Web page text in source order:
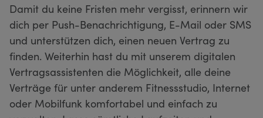
Damit du keine Fristen mehr vergisst, erinnern wir
dich per Push-Benachrichtigung, E-Mail oder SMS
und unterstützen dich, einen neuen Vertrag zu
finden. Weiterhin hast du mit unserem digitalen
Vertragsassistenten die Möglichkeit, alle deine
Verträge für unter anderem Fitnessstudio, Internet
oder Mobilfunk komfortabel und einfach zu